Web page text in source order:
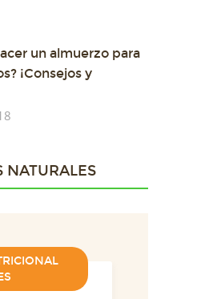
un almuerzo para
¡Consejos y
NATURALES